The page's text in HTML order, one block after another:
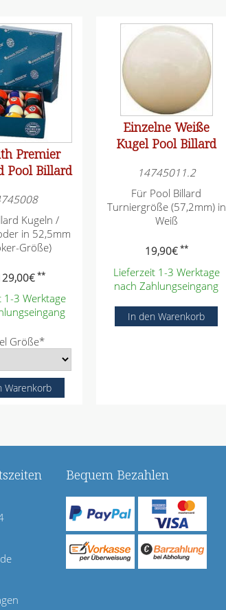
e
l
Premier
Pool Billard
Kugeln /
in 52,5mm
Größe)
€**
1-3 Werktage
Größe*
Einzelne Weiße
Kugel Pool Billard
14745011.2
Für Pool Billard
Turniergröße (57,2mm) in
Weiß
19,90€**
Lieferzeit 1-3 Werktage
nach Zahlungseingang
Bequem Bezahlen